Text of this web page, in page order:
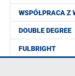
WSPÓŁPRACA Z
DOUBLE DEGREE
FULBRIGHT